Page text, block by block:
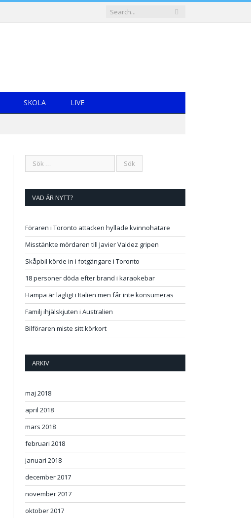
SKOLA LIVE
VAD ÄR NYTT?
Föraren i Toronto attacken hyllade kvinnohatare
Misstänkte mördaren till Javier Valdez gripen
Skåpbil körde in i fotgängare i Toronto
18 personer döda efter brand i karaokebar
Hampa är lagligt i Italien men får inte konsumeras
Familj ihjälskjuten i Australien
Bilföraren miste sitt körkort
ARKIV
maj 2018
april 2018
mars 2018
februari 2018
januari 2018
december 2017
november 2017
oktober 2017